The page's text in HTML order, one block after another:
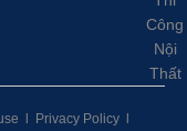
Công
Nội
Thất
Privacy Policy